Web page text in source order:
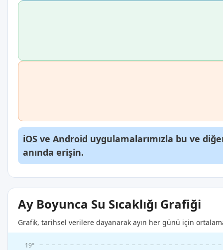
iOS ve Android uygulamalarımızla bu ve
anında erişin.
Ay Boyunca Su Sıcaklığı Grafiği
Grafik, tarihsel verilere dayanarak ayın her günü için
19°